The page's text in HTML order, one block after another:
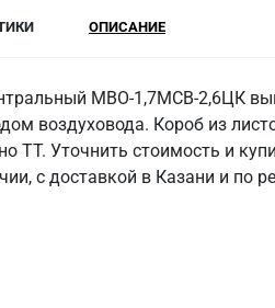
ОПИСАНИЕ
МВО-1,7МСВ-2,6ЦК
воздуховода. Короб из
ТТ. Уточнить стоимость и
с доставкой в Казани и по